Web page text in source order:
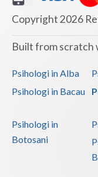
Copyright 2026
Built from scratch
Psihologi in Alba
Psihologi in Bacau
Psihologi in
Botosani